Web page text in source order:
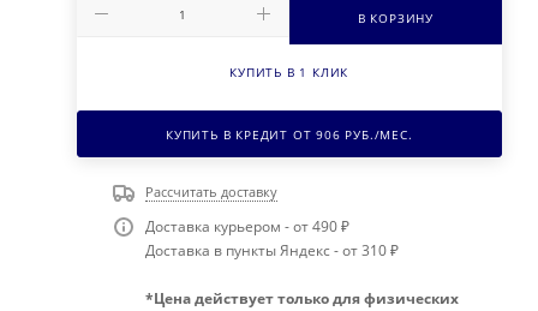
В КОРЗИНУ
КУПИТЬ В 1 КЛИК
КУПИТЬ В КРЕДИТ ОТ906 РУБ./МЕС.
Рассчитать доставку
Доставка курьером - от 490 ₽
Доставка в пункты Яндекс - от 310 ₽
*Цена действует только для физических